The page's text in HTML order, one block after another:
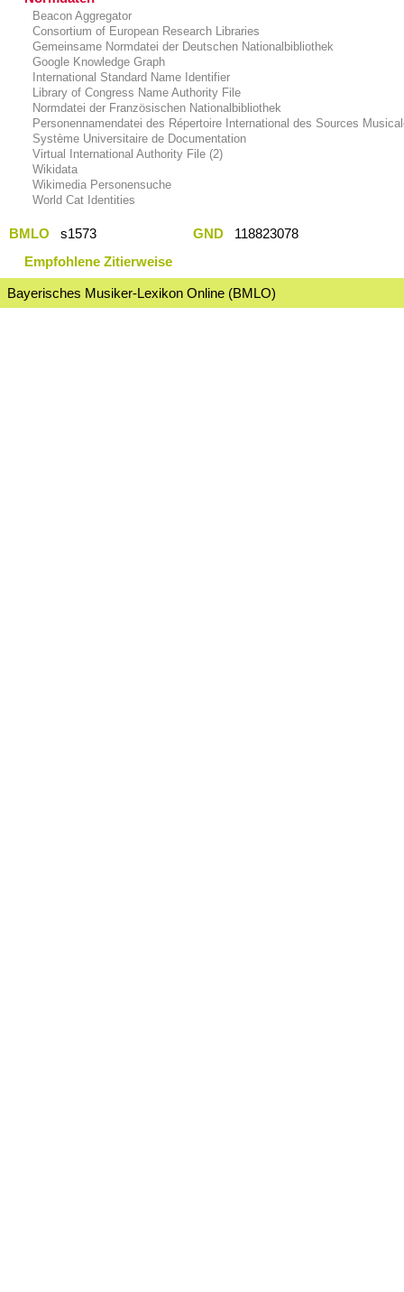
Beacon Aggregator
Consortium of European Research Libraries
Gemeinsame Normdatei der Deutschen Nationalbibliothek
Google Knowledge Graph
International Standard Name Identifier
Library of Congress Name Authority File
Normdatei der Französischen Nationalbibliothek
Personennamendatei des Répertoire International des Sources
Système Universitaire de Documentation
Virtual International Authority File (2)
Wikidata
Wikimedia Personensuche
World Cat Identities
BMLO s1573 GND
118823078
Empfohlene Zitierweise
Bayerisches Musiker-Lexikon Online (BMLO)